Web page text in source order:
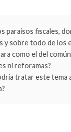
paraisos fiscales,
y sobre todo de los
como el del
ni reforamas?
tratar este tema